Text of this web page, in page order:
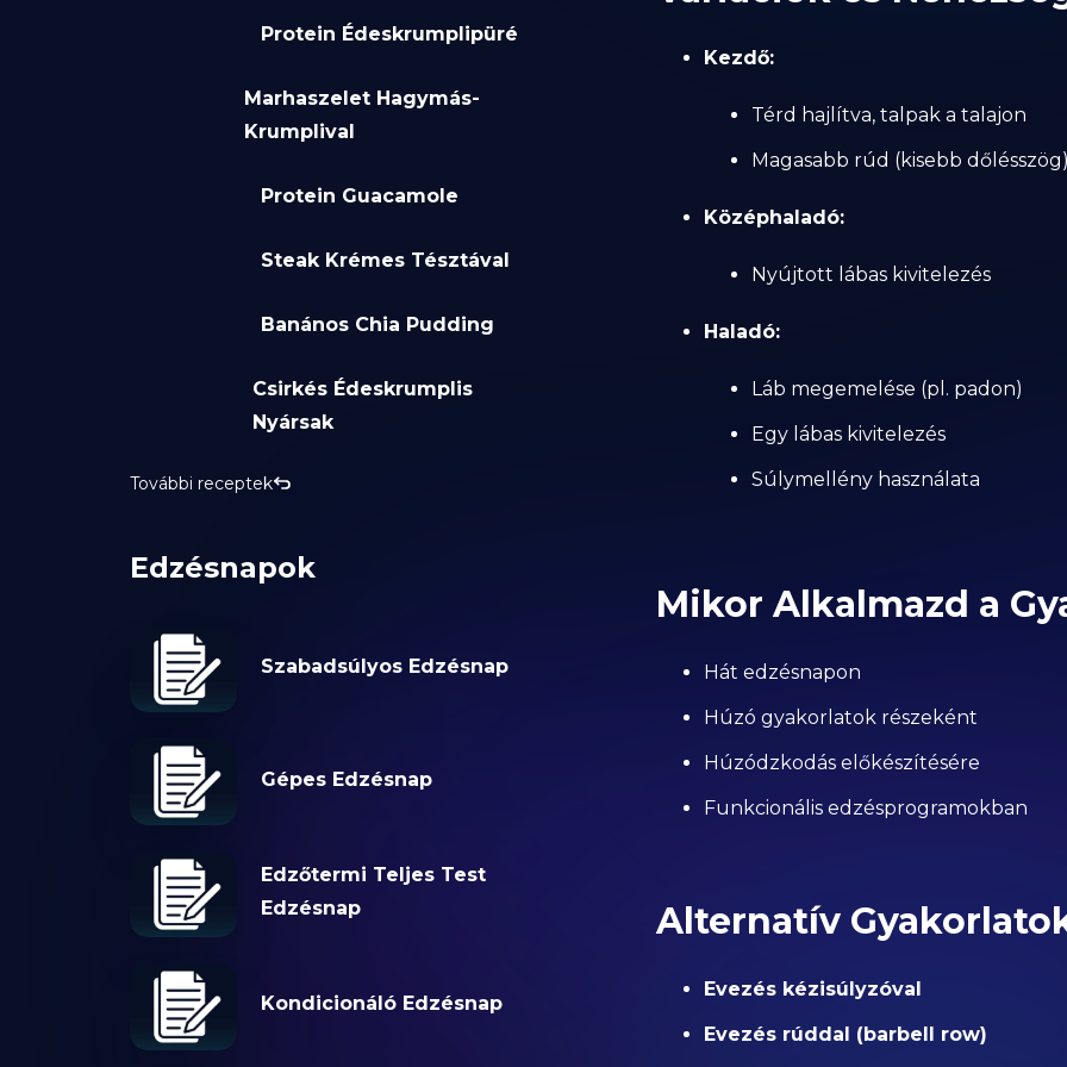
Protein Édeskrumplipüré
Marhaszelet Hagymás-
Krumplival
Protein Guacamole
Steak Krémes Tésztával
Banános Chia Pudding
Csirkés Édeskrumplis
Nyársak
További receptek
Edzésnapok
Szabadsúlyos Edzésnap
Gépes Edzésnap
Edzőtermi Teljes Test
Edzésnap
Kondicionáló Edzésnap
Kezdő:
Térd hajlítva, talpak a talajon
Magasabb rúd (kisebb
Középhaladó:
Nyújtott lábas kivitelezés
Haladó:
Láb megemelése (pl. padon)
Egy lábas kivitelezés
Súlymellény használata
Mikor Alkalmazd a
Hát edzésnapon
Húzó gyakorlatok részeként
Húzódzkodás előkészítésére
Funkcionális edzésprogramokban
Alternatív
Evezés kézisúlyzóval
Evezés rúddal (barbell row)